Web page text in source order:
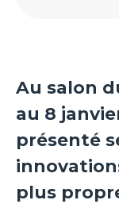
Au salon
au 8
présenté
plus